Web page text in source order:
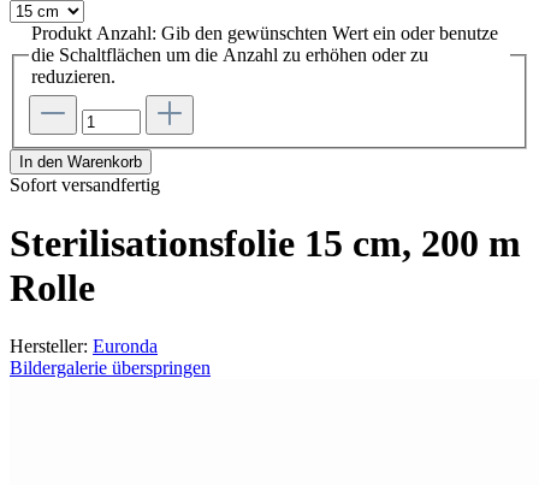
Produkt Anzahl: Gib den gewünschten Wert ein oder benutze
die Schaltflächen um die Anzahl zu erhöhen oder zu
reduzieren.
In den Warenkorb
Sofort versandfertig
Sterilisationsfolie 15 cm, 200 m
Rolle
Hersteller: Euronda
Bildergalerie überspringen